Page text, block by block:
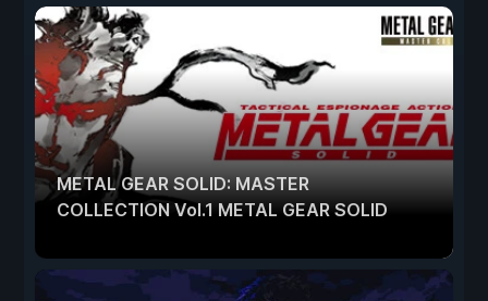
METAL GEAR SOLID: MASTER
COLLECTION Vol.1 METAL GEAR SOLID